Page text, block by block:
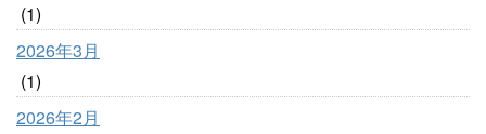
(1)
2026年3月
(1)
2026年2月